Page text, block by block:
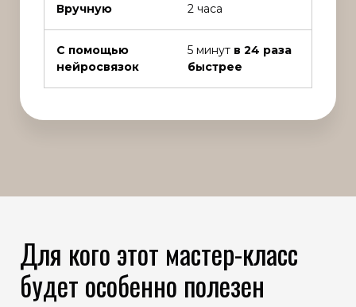
Вручную 2 часа
С помощью
нейросвязок
5 минут в 24 раза
быстрее
Для кого этот мастер-класс
будет особенно полезен